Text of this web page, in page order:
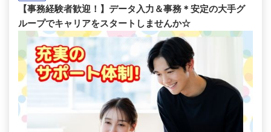
【事務経験者歓迎！】データ入力＆事務＊安定の大手グ
ループでキャリアをスタートしませんか☆